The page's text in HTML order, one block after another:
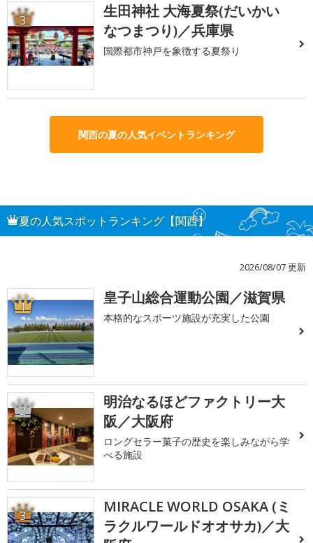
3
生田神社 大海夏祭(だいかい
なつまつり)／兵庫県
国際都市神戸を象徴する夏祭り
関西の夏の人気イベントランキング
夏の人気スポットランキング【関西】
2026/08/07 更新
1 皇子山総合運動公園／滋賀県
本格的なスポーツ施設が充実した公園
2
明治なるほどファクトリー大
阪／大阪府
ロングセラー菓子の歴史を楽しみながら学
べる施設
3
MIRACLE WORLD OSAKA (ミ
ラクルワールドオオサカ)／大